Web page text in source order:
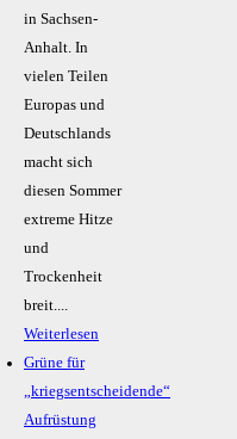
in Sachsen-
Anhalt. In
vielen Teilen
Europas und
Deutschlands
macht sich
diesen Sommer
extreme Hitze
und
Trockenheit
breit....
Weiterlesen
Grüne für
„kriegsentscheidende“
Aufrüstung